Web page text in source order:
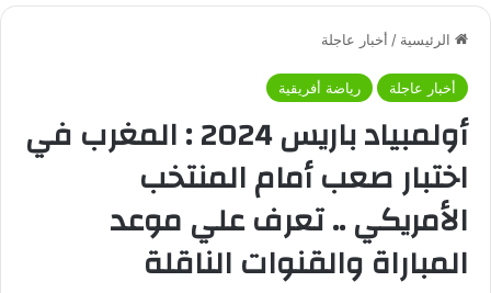
الرئيسية / أخبار عاجلة
أخبار عاجلة رياضة أفريقية
أولمبياد باريس 2024 : المغرب في
اختبار صعب أمام المنتخب
الأمريكي .. تعرف علي موعد
المباراة والقنوات الناقلة